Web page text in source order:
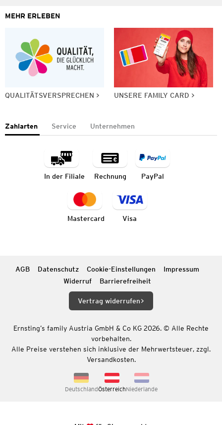
MEHR ERLEBEN
QUALITÄTSVERSPRECHEN UNSERE FAMILY CARD
Zahlarten Service Unternehmen
In der Filiale Rechnung PayPal
Mastercard Visa
AGB Datenschutz Cookie-Einstellungen
Impressum
Widerruf
Barrierefreiheit
Vertrag widerrufen
Ernsting’s family Austria GmbH & Co KG 2026. © Alle Rechte
vorbehalten.
Alle Preise verstehen sich inklusive der Mehrwertsteuer, zzgl.
Versandkosten.
DeutschlandÖsterreichNiederlande